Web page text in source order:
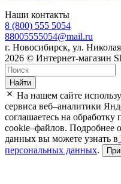
Наши контакты
8 (800) 555 5054
88005555054@mail.ru
г. Новосибирск, ул.
2026 © Интернет-магазин
Найти
На нашем сайте
сервиса веб–аналитики
соглашаетесь на
cookie–файлов. Подробнее
данных вы можете узнать в
персональных данных.